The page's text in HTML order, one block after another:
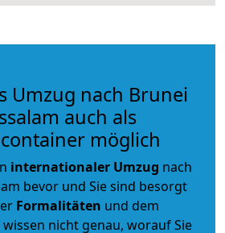
Umzug nach Brunei
auch als
möglich
internationaler Umzug nach
bevor und Sie sind besorgt
Formalitäten und dem
wissen nicht genau, worauf Sie